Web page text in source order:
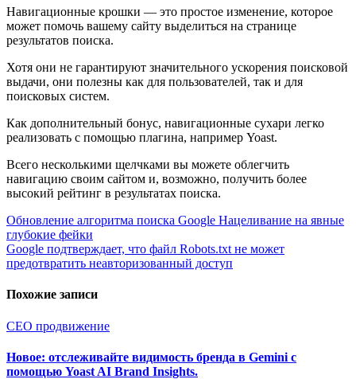
Навигационные крошки — это простое изменение, которое
может помочь вашему сайту выделиться на странице
результатов поиска.
Хотя они не гарантируют значительного ускорения поисковой
выдачи, они полезны как для пользователей, так и для
поисковых систем.
Как дополнительный бонус, навигационные сухари легко
реализовать с помощью плагина, например Yoast.
Всего несколькими щелчками вы можете облегчить
навигацию своим сайтом и, возможно, получить более
высокий рейтинг в результатах поиска.
Навигация
по
записям
Обновление алгоритма поиска Google Нацеливание на явные
глубокие фейки
Google подтверждает, что файл Robots.txt не может
предотвратить неавторизованный доступ
Похожие записи
СЕО продвижение
Новое: отслеживайте видимость бренда в Gemini с
помощью Yoast AI Brand Insights.